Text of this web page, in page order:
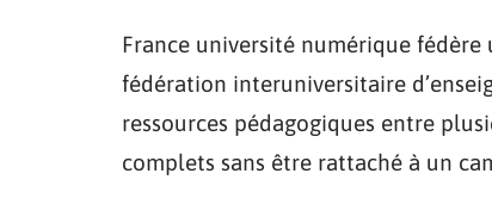
France université numérique
fédération interuniversitaire
ressources pédagogiques entre
complets sans être rattaché à un